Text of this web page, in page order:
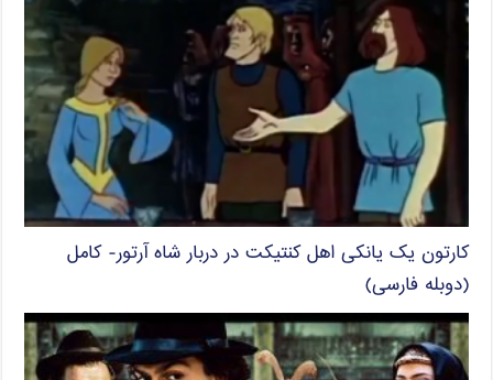
کارتون یک یانکی اهل کنتیکت در دربار شاه آرتور- کامل
(دوبله فارسی)